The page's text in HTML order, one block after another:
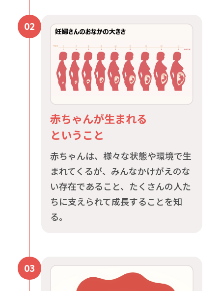
02
赤ちゃんが生まれる
ということ
赤ちゃんは、様々な状態や環境で生
まれてくるが、みんなかけがえのな
い存在であること、たくさんの人た
ちに支えられて成長することを知
る。
03